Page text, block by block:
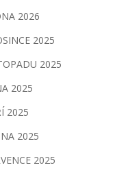
2026
2025
2025
2025
2025
2025
2025